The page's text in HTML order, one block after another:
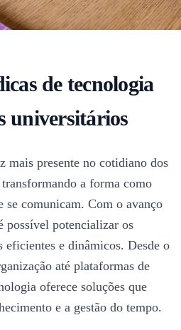
de tecnologia
universitários
mais presente no cotidiano dos
a forma como
se comunicam. Com o avanço
possível potencializar os
eficientes e dinâmicos. Desde o
até plataformas de
oferece soluções que
e a gestão do tempo.